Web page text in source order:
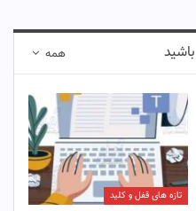
همه
تازه های قفل و کلید